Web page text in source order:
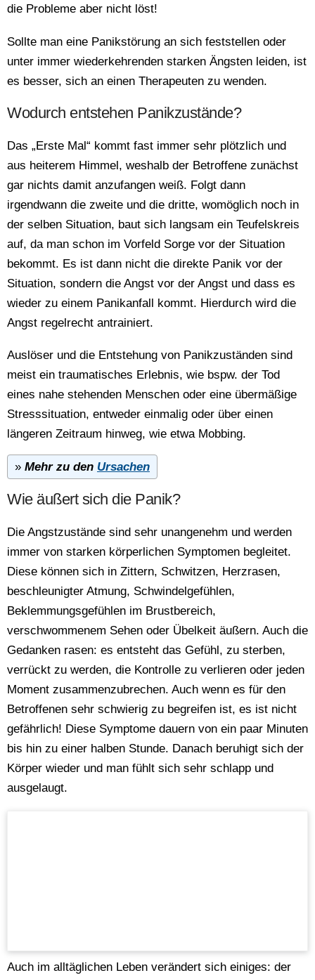
die Probleme aber nicht löst!
Sollte man eine Panikstörung an sich feststellen oder
unter immer wiederkehrenden starken Ängsten leiden, ist
es besser, sich an einen Therapeuten zu wenden.
Wodurch entstehen Panikzustände?
Das „Erste Mal“ kommt fast immer sehr plötzlich und
aus heiterem Himmel, weshalb der Betroffene zunächst
gar nichts damit anzufangen weiß. Folgt dann
irgendwann die zweite und die dritte, womöglich noch in
der selben Situation, baut sich langsam ein Teufelskreis
auf, da man schon im Vorfeld Sorge vor der Situation
bekommt. Es ist dann nicht die direkte Panik vor der
Situation, sondern die Angst vor der Angst und dass es
wieder zu einem Panikanfall kommt. Hierdurch wird die
Angst regelrecht antrainiert.
Auslöser und die Entstehung von Panikzuständen sind
meist ein traumatisches Erlebnis, wie bspw. der Tod
eines nahe stehenden Menschen oder eine übermäßige
Stresssituation, entweder einmalig oder über einen
längeren Zeitraum hinweg, wie etwa Mobbing.
» Mehr zu den Ursachen
Wie äußert sich die Panik?
Die Angstzustände sind sehr unangenehm und werden
immer von starken körperlichen Symptomen begleitet.
Diese können sich in Zittern, Schwitzen, Herzrasen,
beschleunigter Atmung, Schwindelgefühlen,
Beklemmungsgefühlen im Brustbereich,
verschwommenem Sehen oder Übelkeit äußern. Auch die
Gedanken rasen: es entsteht das Gefühl, zu sterben,
verrückt zu werden, die Kontrolle zu verlieren oder jeden
Moment zusammenzubrechen. Auch wenn es für den
Betroffenen sehr schwierig zu begreifen ist, es ist nicht
gefährlich! Diese Symptome dauern von ein paar Minuten
bis hin zu einer halben Stunde. Danach beruhigt sich der
Körper wieder und man fühlt sich sehr schlapp und
ausgelaugt.
Auch im alltäglichen Leben verändert sich einiges: der